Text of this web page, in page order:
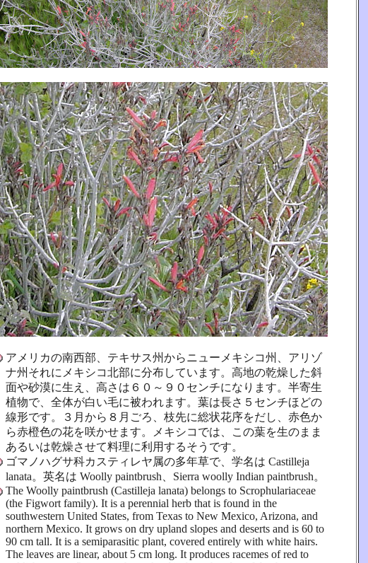
アメリカの南西部、テキサス州からニューメキシコ州、アリゾ
ナ州それにメキシコ北部に分布しています。高地の乾燥した斜
面や砂漠に生え、高さは６０～９０センチになります。半寄生
植物で、全体が白い毛に被われます。葉は長さ５センチほどの
線形です。３月から８月ごろ、枝先に総状花序をだし、赤色か
ら赤橙色の花を咲かせます。メキシコでは、この葉を生のまま
あるいは乾燥させて料理に利用するそうです。
ゴマノハグサ科カスティレヤ属の多年草で、学名は Castilleja
lanata。英名は Woolly paintbrush、Sierra woolly Indian paintbrush。
The Woolly paintbrush (Castilleja lanata) belongs to Scrophulariaceae
(the Figwort family). It is a perennial herb that is found in the
southwestern United States, from Texas to New Mexico, Arizona, and
northern Mexico. It grows on dry upland slopes and deserts and is 60 to
90 cm tall. It is a semiparasitic plant, covered entirely with white hairs.
The leaves are linear, about 5 cm long. It produces racemes of red to